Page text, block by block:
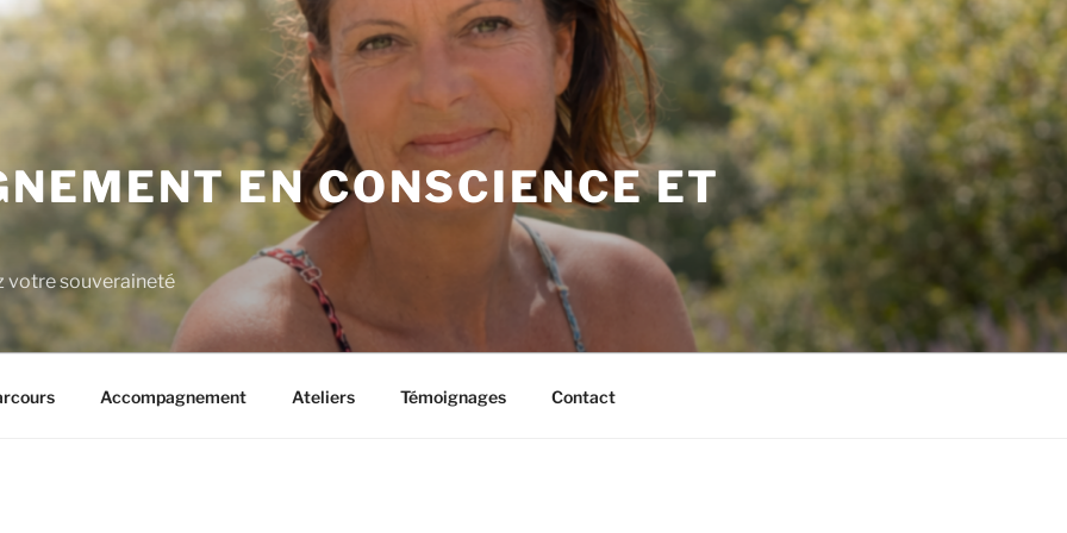
EN CONSCIENCE ET
votre souveraineté
Accompagnement Ateliers Témoignages Contact